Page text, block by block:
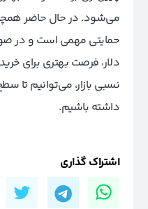
دلار، فرصت بهتری برای
داشته باشیم.
اشتراک گذاری